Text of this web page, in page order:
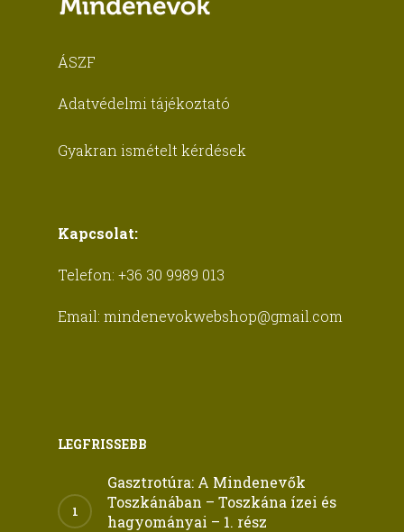
ÁSZF
Adatvédelmi tájékoztató
Gyakran ismételt kérdések
Kapcsolat:
Telefon: +36 30 9989 013
Email: mindenevokwebshop@gmail.com
LEGFRISSEBB
Gasztrotúra: A Mindenevők
Toszkánában – Toszkána ízei és
hagyományai – 1. rész